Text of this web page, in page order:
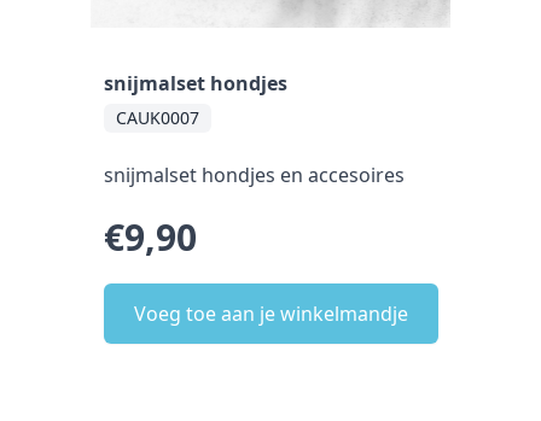
snijmalset hondjes
CAUK0007
snijmalset hondjes en accesoires
€9,90
Voeg toe aan je winkelmandje